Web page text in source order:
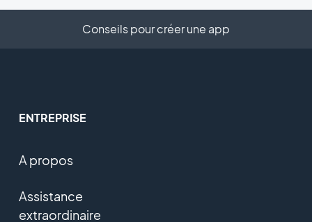
Conseils pour créer une app
ENTREPRISE
A propos
Assistance
extraordinaire